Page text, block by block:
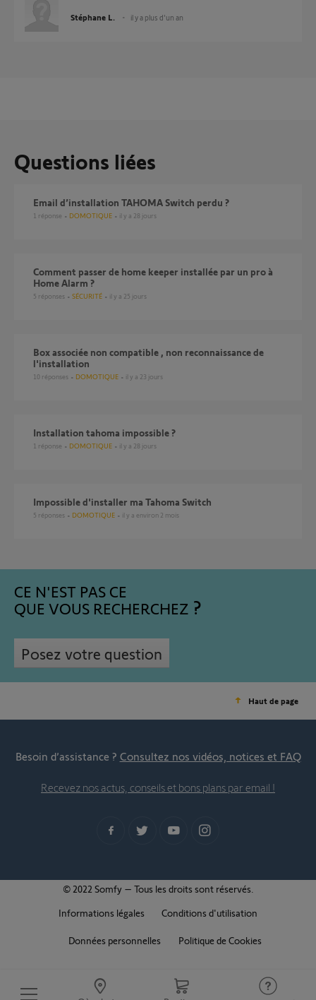
Stéphane L. il y a plus d'un an
Questions liées
Email d’installation TAHOMA Switch perdu ?
1 réponse DOMOTIQUE il y a 28 jours
Comment passer de home keeper installée par un pro à
Home Alarm ?
5 réponses SÉCURITÉ il y a 25 jours
Box associée non compatible , non reconnaissance de
l'installation
10 réponses DOMOTIQUE il y a 23 jours
installation tahoma impossible ?
1 réponse DOMOTIQUE il y a 28 jours
Impossible d'installer ma Tahoma Switch
5 réponses DOMOTIQUE il y a environ 2 mois
CE N'EST PAS CE
QUE VOUS RECHERCHEZ
Posez votre question
Haut de page
Besoin d’assistance ? Consultez nos vidéos, notices et FAQ
Recevez nos actus, conseils et bons plans par email !
© 2022 Somfy – Tous les droits sont réservés.
Informations légales
Conditions d'utilisation
Données personnelles Politique de Cookies